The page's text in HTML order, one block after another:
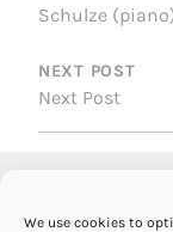
We use cookies to
Schulze
NEXT POST
Next Post